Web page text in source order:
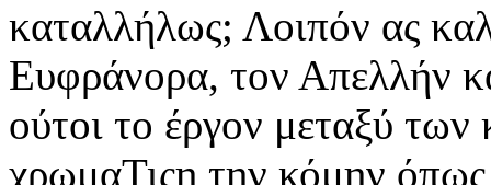
καταλλήλως; Λοιπόν ας
Ευφράνορα, τον Απελλήν
ούτοι το έργον μεταξύ
χρωμαΤιςη την κόμην